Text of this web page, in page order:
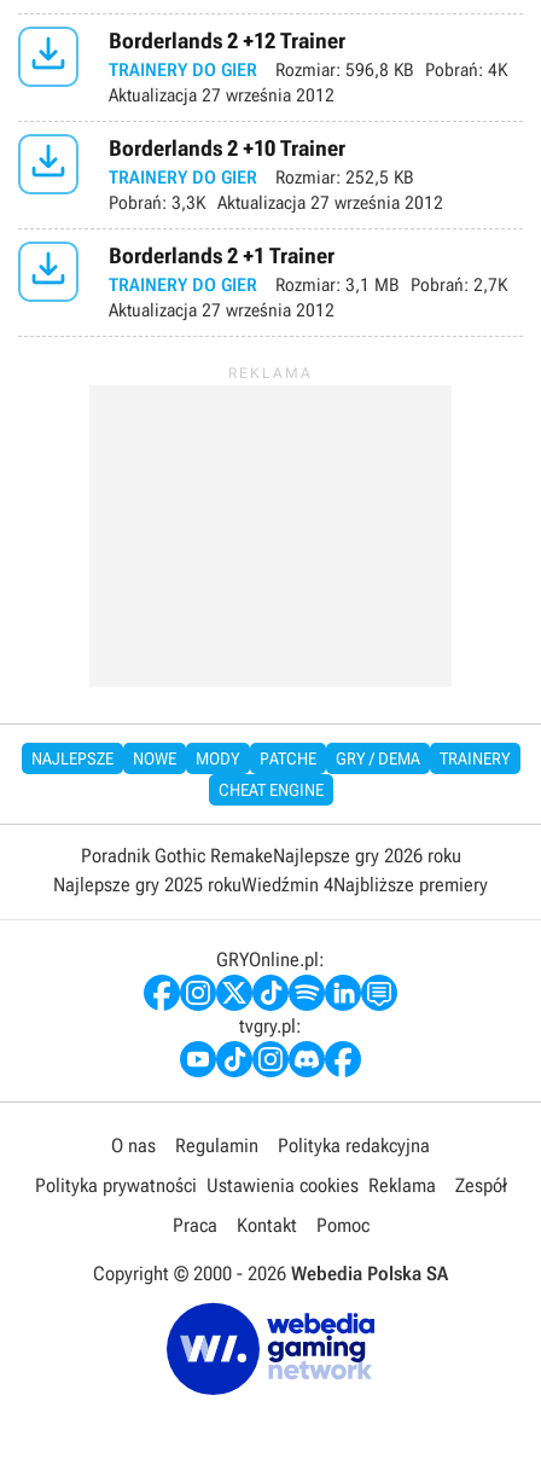
 Borderlands 2 +12 Trainer
TRAINERY DO GIER Rozmiar: 596,8 KB Pobrań: 4K
Aktualizacja 27 września 2012
 Borderlands 2 +10 Trainer
TRAINERY DO GIER Rozmiar: 252,5 KB
Pobrań: 3,3K Aktualizacja 27 września 2012
 Borderlands 2 +1 Trainer
TRAINERY DO GIER Rozmiar: 3,1 MB Pobrań: 2,7K
Aktualizacja 27 września 2012
NAJLEPSZE NOWE MODY PATCHE GRY / DEMA
TRAINERY
CHEAT ENGINE
Poradnik Gothic RemakeNajlepsze gry 2026 roku
Najlepsze gry 2025 rokuWiedźmin 4Najbliższe premiery
GRYOnline.pl:
tvgry.pl:
O nas Regulamin
Polityka redakcyjna
Polityka prywatności Ustawienia cookies Reklama
Zespół
Praca
Kontakt Pomoc
Copyright © 2000 - 2026 Webedia Polska SA